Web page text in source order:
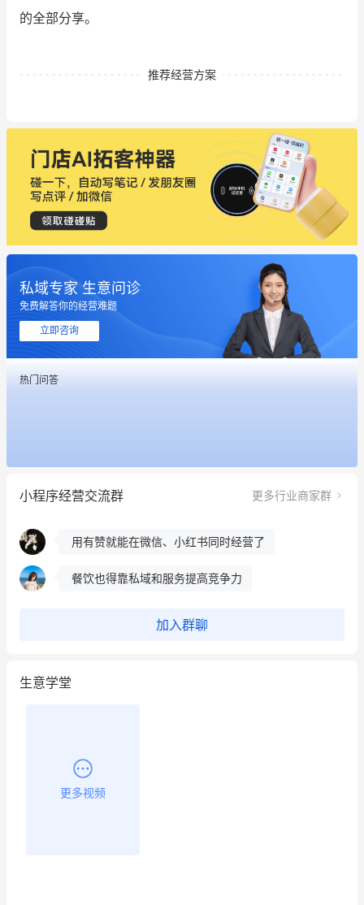
的全部分享。
推荐经营方案
私域专家 生意问诊
免费解答你的经营难题
立即咨询
热门问答
小程序经营交流群 更多行业商家群
这个营销策划案例推荐大家看一下
用有赞就能在微信、小红书同时经营了
冰墩墩货源充足需要的联系我
这个营销策划案例推荐大家看一下
用有赞就能在微信、小红书同时经营了
餐饮也得靠私域和服务提高竞争力
昨晚的直播课程太好啦❤️
加入群聊
生意学堂
更多视频